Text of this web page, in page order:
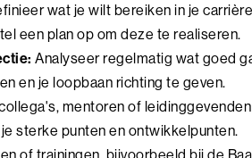
wat je wilt bereiken in je
een plan op om deze te realiseren.
Analyseer regelmatig wat goed
en je loopbaan richting te geven.
mentoren of
sterke punten en ontwikkelpunten.